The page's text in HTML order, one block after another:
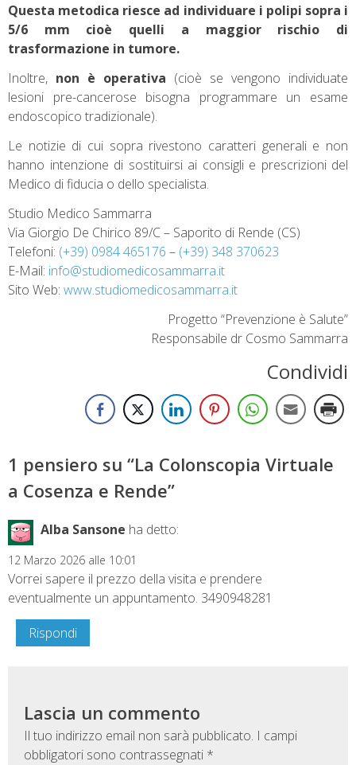
Questa metodica riesce ad individuare i polipi sopra i
5/6 mm cioè quelli a maggior rischio di
trasformazione in tumore.
Inoltre, non è operativa (cioè se vengono individuate
lesioni pre-cancerose bisogna programmare un esame
endoscopico tradizionale).
Le notizie di cui sopra rivestono caratteri generali e non
hanno intenzione di sostituirsi ai consigli e prescrizioni del
Medico di fiducia o dello specialista.
Studio Medico Sammarra
Via Giorgio De Chirico 89/C – Saporito di Rende (CS)
Telefoni: (+39) 0984 465176 – (+39) 348 370623
E-Mail: info@studiomedicosammarra.it
Sito Web: www.studiomedicosammarra.it
Progetto “Prevenzione è Salute”
Responsabile dr Cosmo Sammarra
Condividi
1 pensiero su “La Colonscopia Virtuale
a Cosenza e Rende”
Alba Sansone ha detto:
12 Marzo 2026 alle 10:01
Vorrei sapere il prezzo della visita e prendere
eventualmente un appuntamento. 3490948281
Rispondi
Lascia un commento
Il tuo indirizzo email non sarà pubblicato. I campi
obbligatori sono contrassegnati *